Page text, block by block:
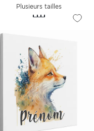
Plusieurs tailles